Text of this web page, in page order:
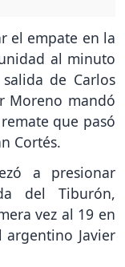
el empate en la
al minuto
de Carlos
Moreno mandó
que pasó
Cortés.
a presionar
del Tiburón,
vez al 19 en
Javier